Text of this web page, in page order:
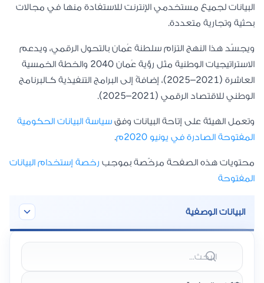
البيانات لجميع مستخدمي الإنترنت للاستفادة منها في مجالات
بحثية وتجارية متعددة.
ويجسّد هذا النهج التزام سلطنة عُمان بالتحول الرقمي، ويدعم
الاستراتيجيات الوطنية مثل رؤية عُمان 2040 والخطة الخمسية
العاشرة (2021–2025)، إضافةً إلى البرامج التنفيذية كـالبرنامج
الوطني للاقتصاد الرقمي (2021–2025).
وتعمل الهيئة على إتاحة البيانات وفق سياسة البيانات الحكومية
المفتوحة الصادرة في يونيو 2020م
.
محتويات هذه الصفحة مرخّصة بموجب رخصة إستخدام البيانات
المفتوحة
البيانات الوصفية
القطاع الاتصالات
مصدر البيانات